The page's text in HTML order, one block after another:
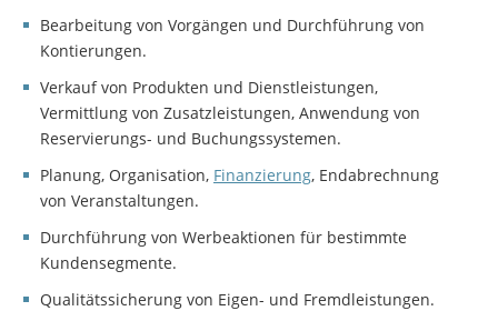
Bearbeitung von Vorgängen und Durchführung von
Kontierungen.
Verkauf von Produkten und Dienstleistungen,
Vermittlung von Zusatzleistungen, Anwendung von
Reservierungs- und Buchungssystemen.
Planung, Organisation, Finanzierung, Endabrechnung
von Veranstaltungen.
Durchführung von Werbeaktionen für bestimmte
Kundensegmente.
Qualitätssicherung von Eigen- und Fremdleistungen.